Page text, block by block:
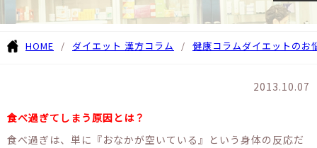
HOME ダイエット 漢方コラム 健康コラムダイエットのお
2013.10.07
食べ過ぎてしまう原因とは？
食べ過ぎは、単に『おなかが空いている』という身体の反応だ